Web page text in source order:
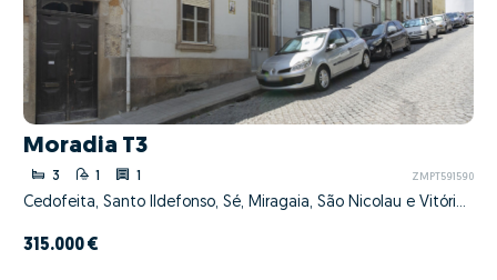
Moradia T3
3 1 1 ZMPT591590
Cedofeita, Santo Ildefonso, Sé, Miragaia, São Nicolau e Vitória, Porto, Porto
315.000 €